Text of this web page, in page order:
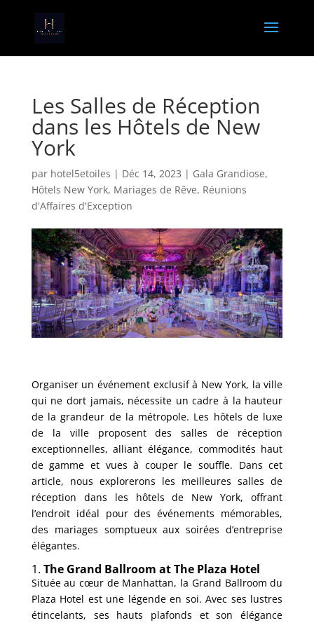
Les Salles de Réception
dans les Hôtels de New
York
par hotel5etoiles | Déc 14, 2023 | Gala Grandiose,
Hôtels New York, Mariages de Rêve, Réunions
d'Affaires d'Exception
Organiser un événement exclusif à New York, la ville
qui ne dort jamais, nécessite un cadre à la hauteur
de la grandeur de la métropole. Les hôtels de luxe
de la ville proposent des salles de réception
exceptionnelles, alliant élégance, commodités haut
de gamme et vues à couper le souffle. Dans cet
article, nous explorerons les meilleures salles de
réception dans les hôtels de New York, offrant
l’endroit idéal pour des événements mémorables,
des mariages somptueux aux soirées d’entreprise
élégantes.
1. The Grand Ballroom at The Plaza Hotel
Située au cœur de Manhattan, la Grand Ballroom du
Plaza Hotel est une légende en soi. Avec ses lustres
étincelants, ses hauts plafonds et son élégance